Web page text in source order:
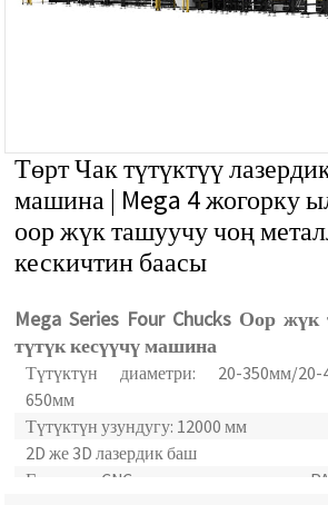
Төрт Чак түтүктүү
машина | Mega 4 жогорку
оор жүк ташуучу чоң
кескичтин баасы
Mega Series Four Chucks Оор жүк
түтүк кесүүчү машина
Түтүктүн диаметри: 20-350мм/20-
650мм
Түтүктүн узундугу: 12000 мм
2D же 3D лазердик баш
Германия CNC лазердик контроллери: